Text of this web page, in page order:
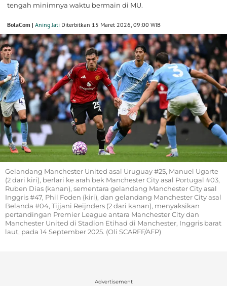
tengah minimnya waktu bermain di MU.
BolaCom | Aning Jati Diterbitkan 15 Maret 2026, 09:00 WIB
Gelandang Manchester United asal Uruguay #25, Manuel Ugarte
(2 dari kiri), berlari ke arah bek Manchester City asal Portugal #03,
Ruben Dias (kanan), sementara gelandang Manchester City asal
Inggris #47, Phil Foden (kiri), dan gelandang Manchester City asal
Belanda #04, Tijjani Reijnders (2 dari kanan), menyaksikan
pertandingan Premier League antara Manchester City dan
Manchester United di Stadion Etihad di Manchester, Inggris barat
laut, pada 14 September 2025. (Oli SCARFF/AFP)
Advertisement